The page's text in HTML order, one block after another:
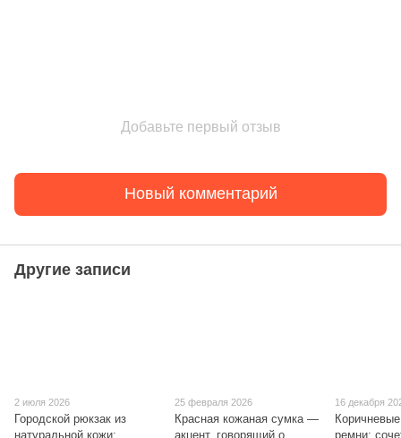
Добавьте первый отзыв
Новый комментарий
Другие записи
2 июля 2026
Городской рюкзак из
натуральной кожи:
25 февраля 2026
Красная кожаная сумка —
акцент, говорящий о
16 декабря
ремни: